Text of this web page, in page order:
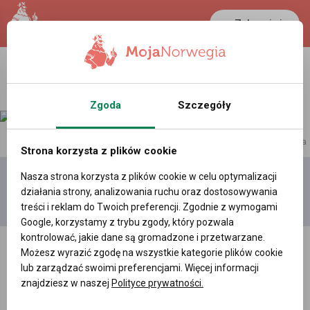
Zaloguj się
LANCASTER
24 °C 0.3865 PLN
reklama
Dodaj
film
Moje
filmy
Wszystkie
Zgoda Szczegóły
Strona korzysta z plików cookie
Nasza strona korzysta z plików cookie w celu optymalizacji
działania strony, analizowania ruchu oraz dostosowywania
treści i reklam do Twoich preferencji. Zgodnie z wymogami
Google, korzystamy z trybu zgody, który pozwala
kontrolować, jakie dane są gromadzone i przetwarzane.
Możesz wyrazić zgodę na wszystkie kategorie plików cookie
lub zarządzać swoimi preferencjami. Więcej informacji
znajdziesz w naszej Polityce prywatności.